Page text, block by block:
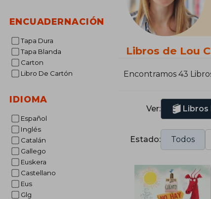
ENCUADERNACIÓN
Tapa Dura
Tapa Blanda
Carton
Libro De Cartón
IDIOMA
Español
Inglés
Catalán
Gallego
Euskera
Castellano
Eus
Glg
Libros de Lou
Encontramos 43
Ver: Libros
Estado: Todos